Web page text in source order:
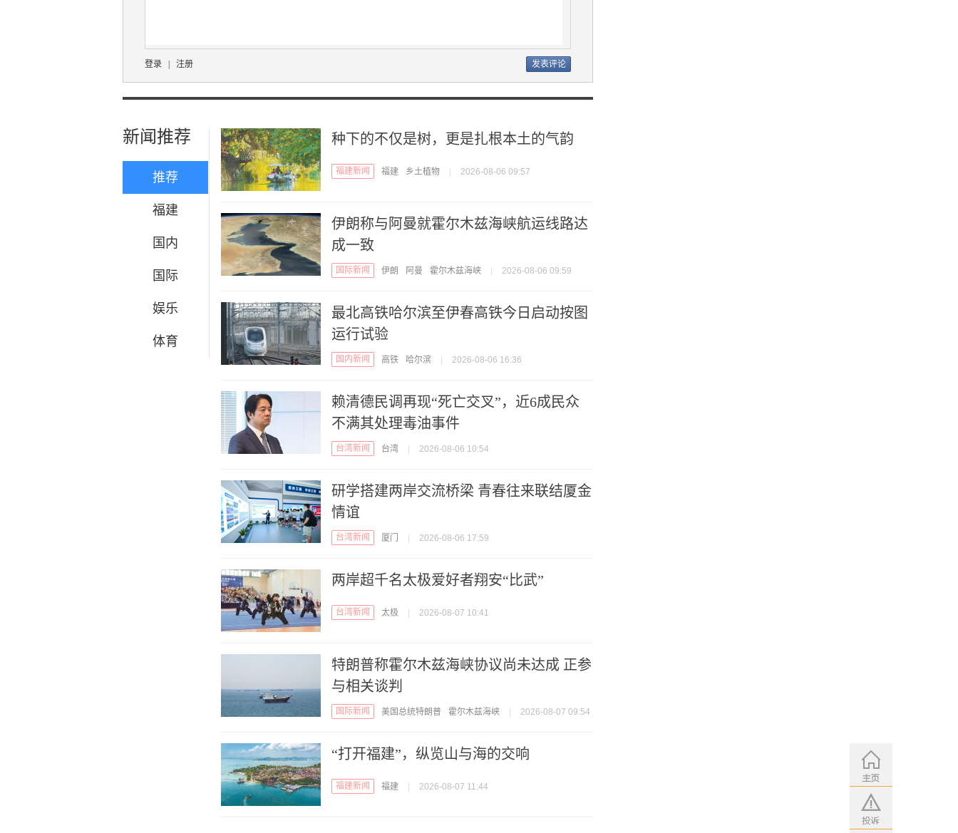
登录 注册
新闻推荐
推荐
福建
国内
国际
娱乐
体育
种下的不仅是树，更是扎根本土的气韵
福建新闻 福建 乡土植物 2026-08-06 09:57
伊朗称与阿曼就霍尔木兹海峡航运线路达
成一致
国际新闻 伊朗 阿曼 霍尔木兹海峡 2026-08-06 09:59
最北高铁哈尔滨至伊春高铁今日启动按图
运行试验
国内新闻 高铁 哈尔滨 2026-08-06 16:36
赖清德民调再现“死亡交叉”，近6成民众
不满其处理毒油事件
台湾新闻 台湾 2026-08-06 10:54
研学搭建两岸交流桥梁 青春往来联结厦金
情谊
台湾新闻 厦门 2026-08-06 17:59
两岸超千名太极爱好者翔安“比武”
台湾新闻 太极 2026-08-07 10:41
特朗普称霍尔木兹海峡协议尚未达成 正参
与相关谈判
国际新闻 美国总统特朗普 霍尔木兹海峡 2026-08-07 09:54
“打开福建”，纵览山与海的交响
福建新闻 福建 2026-08-07 11:44